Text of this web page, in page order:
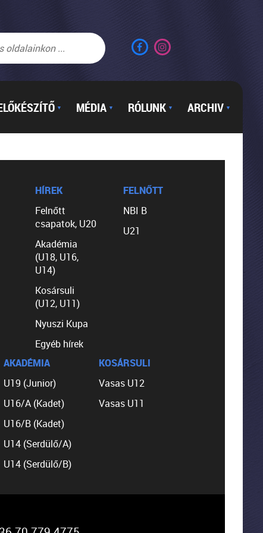
▼ MÉDIA ▼ RÓLUNK ▼ ARCHIV ▼
HÍREK
Felnőtt
csapatok, U20
Akadémia
(U18, U16,
U14)
Kosársuli
(U12, U11)
Nyuszi Kupa
Egyéb hírek
FELNŐTT
NBI B
U21
AKADÉMIA
U19 (Junior)
U16/A (Kadet)
U16/B (Kadet)
U14 (Serdülő/A)
U14 (Serdülő/B)
KOSÁRSULI
Vasas U12
Vasas U11